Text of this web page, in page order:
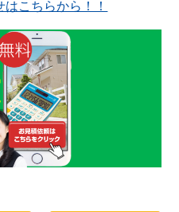
こちらから！！